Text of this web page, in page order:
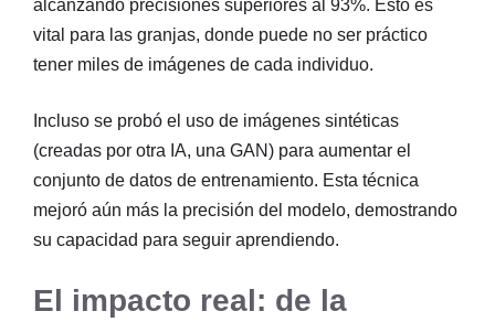
alcanzando precisiones superiores al 93%. Esto es
vital para las granjas, donde puede no ser práctico
tener miles de imágenes de cada individuo.
Incluso se probó el uso de imágenes sintéticas
(creadas por otra IA, una GAN) para aumentar el
conjunto de datos de entrenamiento. Esta técnica
mejoró aún más la precisión del modelo, demostrando
su capacidad para seguir aprendiendo.
El impacto real: de la